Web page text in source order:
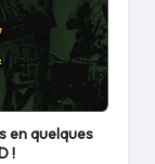
en quelques
!